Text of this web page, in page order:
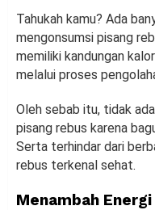
Tahukah kamu? Ada
mengonsumsi pisang
memiliki kandungan
melalui proses
Oleh sebab itu, tidak
pisang rebus karena
Serta terhindar dari
rebus terkenal sehat.
Menambah Energi